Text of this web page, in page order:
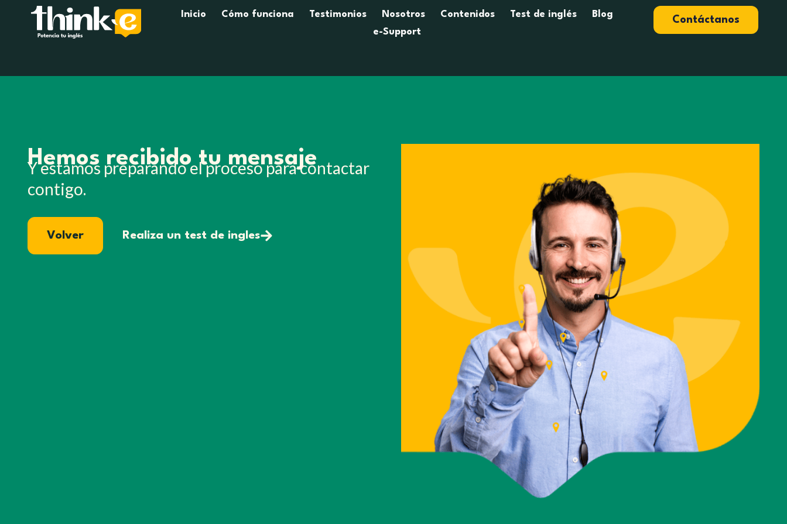
Inicio Cómo funciona Testimonios Nosotros Contenidos Test de inglés
Blog
e-Support
Contáctanos
Hemos recibido tu mensaje
Y estamos preparando el proceso para contactar
contigo.
Volver Realiza un test de ingles